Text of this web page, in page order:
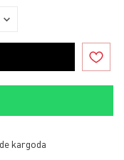
kargoda